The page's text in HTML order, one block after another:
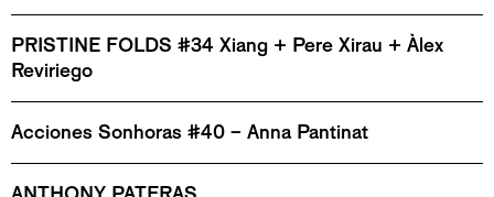
PRISTINE FOLDS #34 Xiang + Pere Xirau + Àlex
Reviriego
Acciones Sonhoras #40 – Anna Pantinat